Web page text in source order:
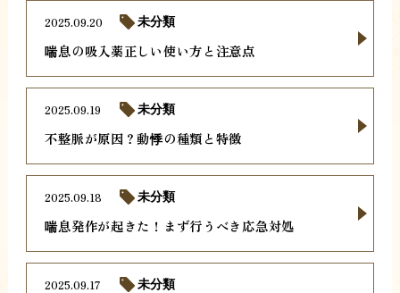
喘息の吸入薬正しい使い方と注意点
2025.09.20 未分類
不整脈が原因？動悸の種類と特徴
2025.09.19 未分類
喘息発作が起きた！まず行うべき応急対処
2025.09.18 未分類
2025.09.17 未分類